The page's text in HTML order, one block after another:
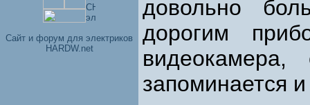
Cайт и форум для электриков
HARDW.net
довольно
дорогим
видеокамера,
запоминается